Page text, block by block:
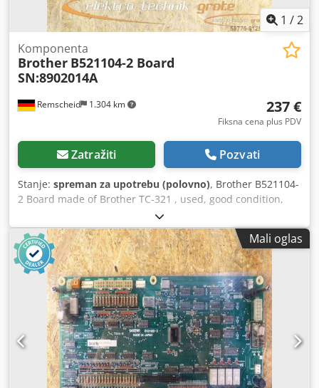
1 /2
Remscheid 1.304 km
Komponenta
Brother B521104-2 Board
SN:8902014A
237 €
Fiksna cena plus PDV
Zatražiti Pozvati
Stanje: spreman za upotrebu (polovno), Brother B521104-
2 Board made of Brother TC-321 , used, good condition,
100% functional Dsdei D Uk Hepfx Aqcowa
Mali oglas